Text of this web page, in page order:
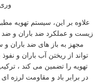
علاوه بر این، سیستم تهویه
زیست و عملکرد ضد باران و ضد
مجهز به باز های ضد باران
تواند از ریختن آب باران و
تهویه را تضمین می کند ،
در برابر باد و مقاومت لرزه